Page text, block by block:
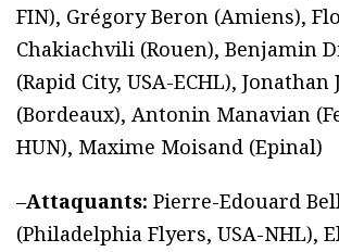
FIN), Grégory Beron (Amiens),
Chakiachvili (Rouen), Benjamin
(Rapid City, USA-ECHL), Jonathan
(Bordeaux), Antonin Manavian
HUN), Maxime Moisand (Epinal)
–Attaquants: Pierre-Edouard
(Philadelphia Flyers, USA-NHL),